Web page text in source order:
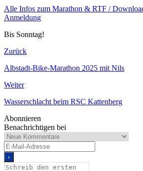
Alle Infos zum Marathon & RTF /
Anmeldung
Bis Sonntag!
Zurück
Albstadt-Bike-Marathon 2025 mit Nils
Weiter
Wasserschlacht beim RSC Kattenberg
Abonnieren
Benachrichtigen bei